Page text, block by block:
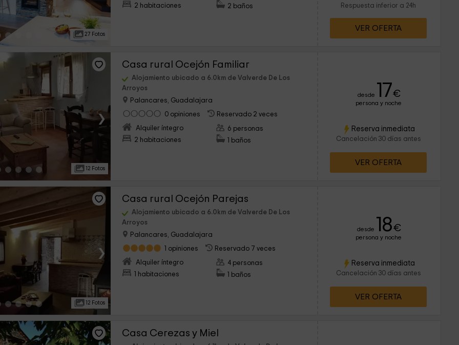
27 Fotos
2 habitaciones
2 baños
Respuesta inferior a 24h
VER OFERTA
›
12 Fotos
Casa rural Ocejón Familiar
Alojamiento ubicado a 6.0km de Valverde De Los
Arroyos
Palancares, Guadalajara
0 opiniones
Reservado 2 veces
Alquiler íntegro
2 habitaciones
6 personas
1 baños
desde 17€
persona y noche
Reserva inmediata
Cancelación 30 días antes
VER OFERTA
›
12 Fotos
Casa rural Ocejón Parejas
Alojamiento ubicado a 6.0km de Valverde De Los
Arroyos
Palancares, Guadalajara
1 opiniones
Reservado 7 veces
Alquiler íntegro
1 habitaciones
4 personas
1 baños
desde 18€
persona y noche
Reserva inmediata
Cancelación 30 días antes
VER OFERTA
Casa Cerezas y Miel